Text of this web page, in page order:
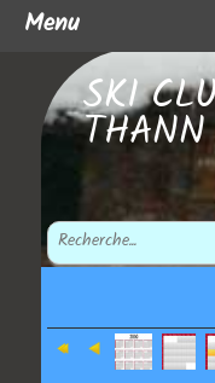
SKI
THANN
Menu